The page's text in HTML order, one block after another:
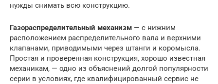
нужды снимать всю конструкцию.
Газораспределительный механизм — с нижним
расположением распределительного вала и верхними
клапанами, приводимыми через штанги и коромысла.
Простая и проверенная конструкция, хорошо известная
механикам, — одно из объяснений долгой популярности
серии в условиях, где квалифицированный сервис не